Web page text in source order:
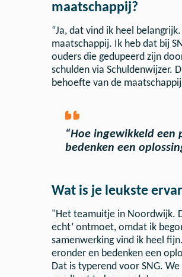
maatschappij?
“Ja, dat vind ik heel
maatschappij. Ik heb dat bij
ouders die gedupeerd zijn
schulden via Schuldenwijzer.
behoefte van de
“Hoe ingewikkeld een
bedenken een
Wat is je leukste
"Het teamuitje in Noordwijk.
echt’ ontmoet, omdat ik
samenwerking vind ik heel
eronder en bedenken een
Dat is typerend voor SNG.